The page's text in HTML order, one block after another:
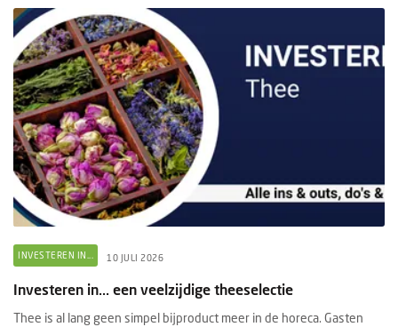
INVESTEREN IN... 10 JULI 2026
Investeren in... een veelzijdige theeselectie
Thee is al lang geen simpel bijproduct meer in de horeca. Gasten